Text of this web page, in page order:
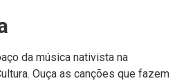
da música nativista na
Ouça as canções que fazem